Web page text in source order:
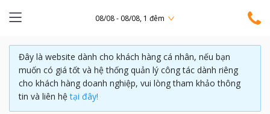
08/08 - 08/08, 1 đêm
Đây là website dành cho khách hàng cá nhân, nếu bạn
muốn có giá tốt và hệ thống quản lý công tác dành riêng
cho khách hàng doanh nghiệp, vui lòng tham khảo thông
tin và liên hệ tại đây!